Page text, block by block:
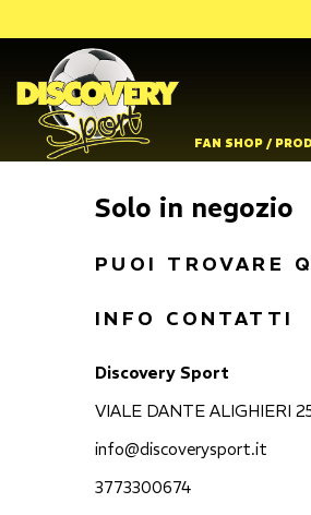
FAN SHOP /
Solo in negozio
PUOI TROVARE
INFO CONTATTI
Discovery Sport
VIALE DANTE ALIGHIERI
info@discoverysport.it
3773300674